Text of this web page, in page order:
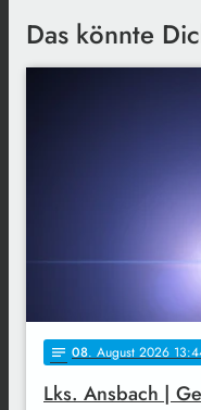
Das könnte
notes 08. August 2026
Lks. Ansbach |